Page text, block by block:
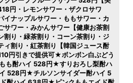
円・レモンサワー・ザクロサワ
イナップルサワー・ももサワー・カ
サワー・みかんサワー【健康お茶割
割り・緑茶割り・コーン茶割り・ジ
ィ割り・紅茶割り【韓国ジュース酎
円引きで提供可★ボンボン白ぶどう
も酎ハイ 528円★すりおろし梨酎ハ
528円★チルソンサイダー酎ハイ 5